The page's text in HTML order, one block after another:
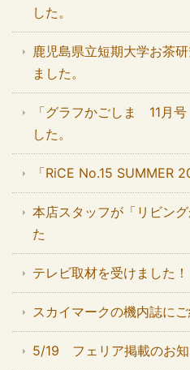
した。
鹿児島県立短期大学お茶
ました。
「グラフかごしま 11月
した。
「RiCE No.15 SUMMER
本店スタッフが「リビン
た
テレビ取材を受けました！
スカイマークの機内誌に
5/19 フェリア掲載のお知